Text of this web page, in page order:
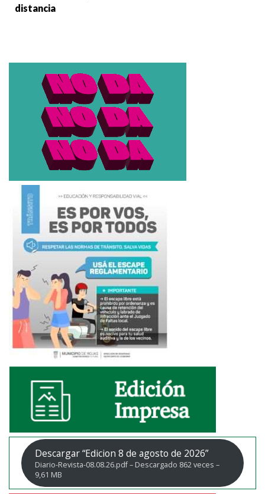
distancia
Descargar “Edicion 8 de agosto de 2026”
Diario-Revista-08.08.26.pdf – Descargado 862 veces –
9,61 MB